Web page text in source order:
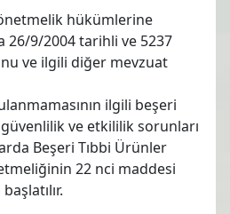
hükümlerine
26/9/2004 tarihli ve 5237
ve ilgili diğer mevzuat
ilgili beşeri
ve etkililik sorunları
Beşeri Tıbbi Ürünler
22 nci maddesi